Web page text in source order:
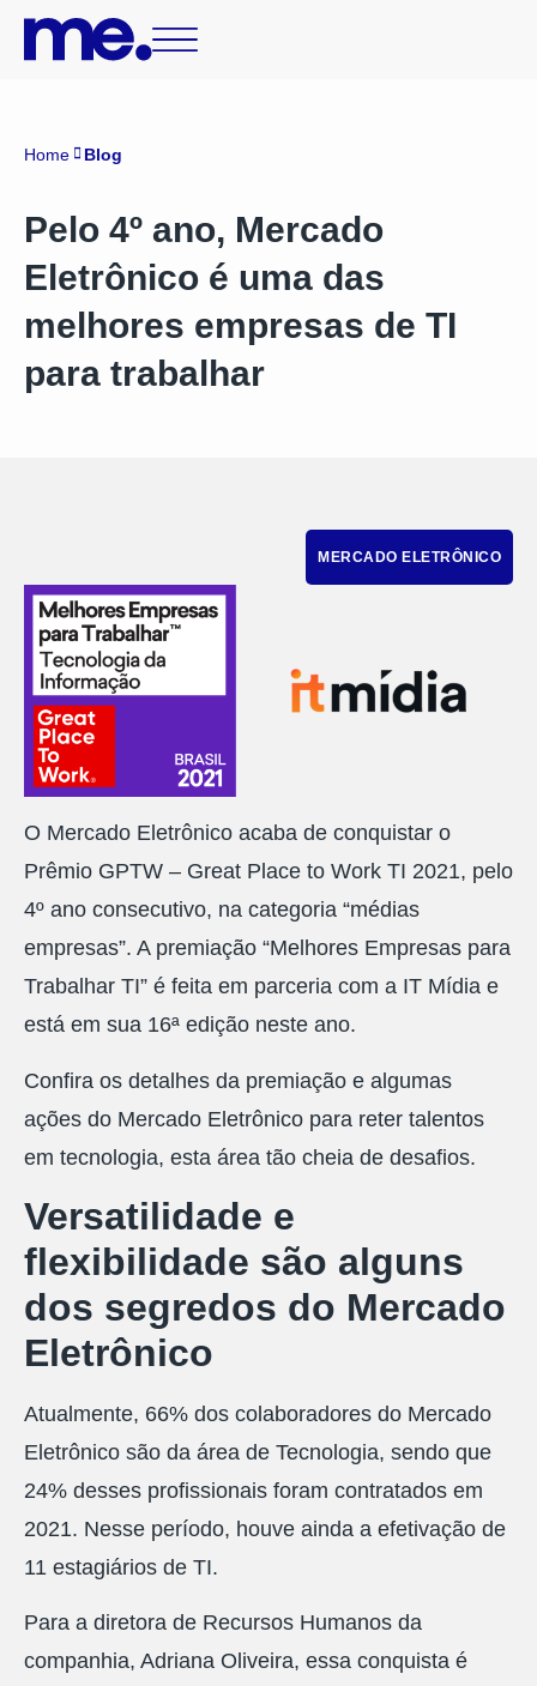
Home Blog
Pelo 4º ano, Mercado
Eletrônico é uma das
melhores empresas de TI
para trabalhar
MERCADO ELETRÔNICO
O Mercado Eletrônico acaba de conquistar o
Prêmio GPTW – Great Place to Work TI 2021, pelo
4º ano consecutivo, na categoria “médias
empresas”. A premiação “Melhores Empresas para
Trabalhar TI” é feita em parceria com a IT Mídia e
está em sua 16ª edição neste ano.
Confira os detalhes da premiação e algumas
ações do Mercado Eletrônico para reter talentos
em tecnologia, esta área tão cheia de desafios.
Versatilidade e
flexibilidade são alguns
dos segredos do Mercado
Eletrônico
Atualmente, 66% dos colaboradores do Mercado
Eletrônico são da área de Tecnologia, sendo que
24% desses profissionais foram contratados em
2021. Nesse período, houve ainda a efetivação de
11 estagiários de TI.
Para a diretora de Recursos Humanos da
companhia, Adriana Oliveira, essa conquista é